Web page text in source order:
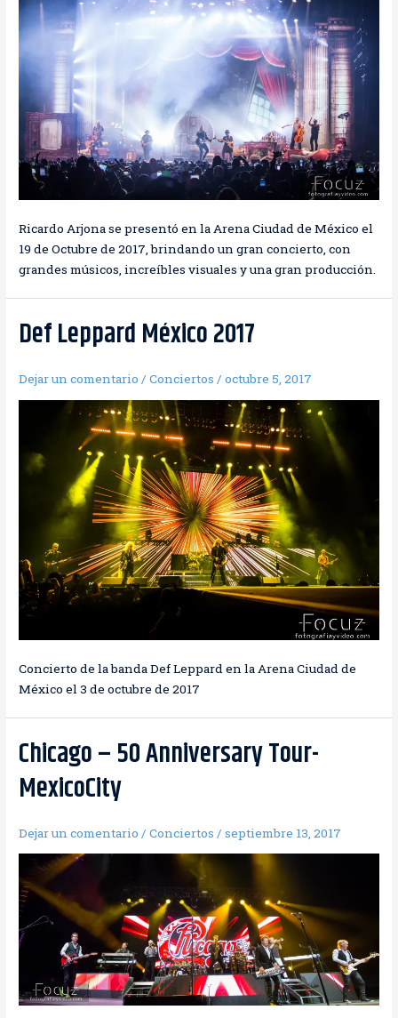
Ricardo Arjona se presentó en la Arena Ciudad de México el
19 de Octubre de 2017, brindando un gran concierto, con
grandes músicos, increíbles visuales y una gran producción.
Def Leppard México 2017
Dejar un comentario /Conciertos /octubre 5, 2017
Concierto de la banda Def Leppard en la Arena Ciudad de
México el 3 de octubre de 2017
Chicago – 50 Anniversary Tour-
MexicoCity
Dejar un comentario /Conciertos /septiembre 13, 2017